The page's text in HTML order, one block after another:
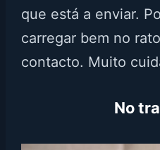
que está a enviar.
carregar bem no
contacto. Muito
No